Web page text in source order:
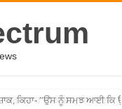
ਕਿਹਾ- ”ਉਸ ਨੂੰ ਸਮਝ ਆਈ